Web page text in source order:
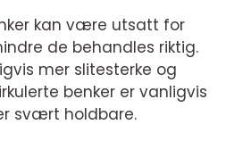
kan være utsatt for
de behandles riktig.
mer slitesterke og
benker er vanligvis
svært holdbare.